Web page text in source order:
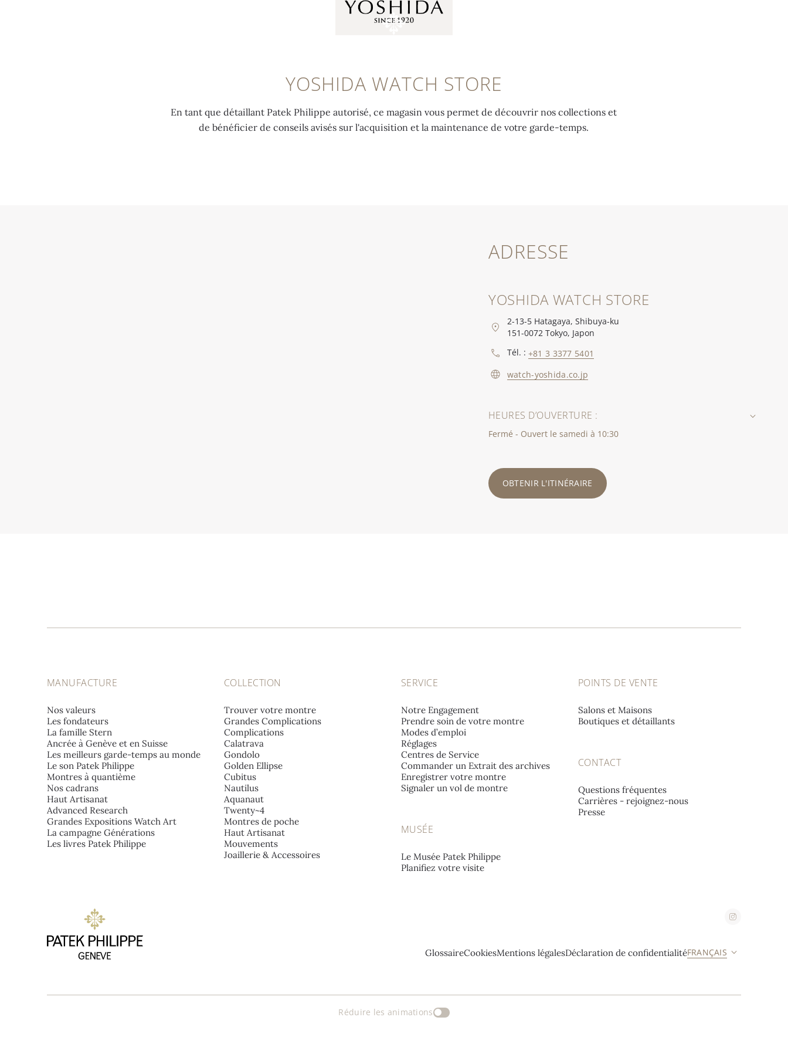
YOSHIDA WATCH STORE
En tant que détaillant Patek Philippe autorisé, ce magasin vous permet de découvrir nos collections et
de bénéficier de conseils avisés sur l'acquisition et la maintenance de votre garde-temps.
ADRESSE
YOSHIDA WATCH STORE
2-13-5 Hatagaya, Shibuya-ku
151-0072 Tokyo, Japon
Tél. : +81 3 3377 5401
watch-yoshida.co.jp
HEURES D’OUVERTURE :
Fermé - Ouvert le samedi à 10:30
OBTENIR L'ITINÉRAIRE
MANUFACTURE
Nos valeurs
Les fondateurs
La famille Stern
Ancrée à Genève et en Suisse
Les meilleurs garde-temps au monde
Le son Patek Philippe
Montres à quantième
Nos cadrans
Haut Artisanat
Advanced Research
Grandes Expositions Watch Art
La campagne Générations
Les livres Patek Philippe
COLLECTION
Trouver votre montre
Grandes Complications
Complications
Calatrava
Gondolo
Golden Ellipse
Cubitus
Nautilus
Aquanaut
Twenty~4
Montres de poche
Haut Artisanat
Mouvements
Joaillerie & Accessoires
SERVICE
Notre Engagement
Prendre soin de votre montre
Modes d’emploi
Réglages
Centres de Service
Commander un Extrait des archives
Enregistrer votre montre
Signaler un vol de montre
MUSÉE
Le Musée Patek Philippe
Planifiez votre visite
POINTS DE VENTE
Salons et Maisons
Boutiques et détaillants
CONTACT
Questions fréquentes
Carrières - rejoignez-nous
Presse
FRANÇAIS
GlossaireCookiesMentions légalesDéclaration de confidentialité
Réduire les animations